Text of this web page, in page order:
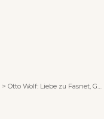
> Otto Wolf: Liebe zu Fasnet, Geschichte und Tradition